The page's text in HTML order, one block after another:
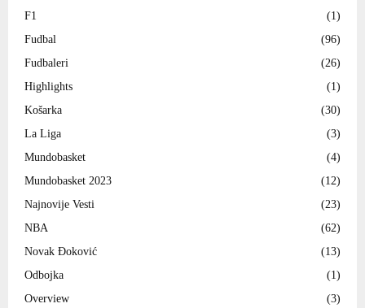
F1
(1)
Fudbal
(96)
Fudbaleri
(26)
Highlights
(1)
Košarka
(30)
La Liga
(3)
Mundobasket
(4)
Mundobasket 2023
(12)
Najnovije Vesti
(23)
NBA
(62)
Novak Đoković
(13)
Odbojka
(1)
Overview
(3)